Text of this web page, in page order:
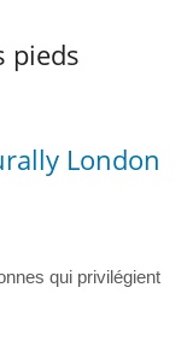
pieds
London
qui privilégient